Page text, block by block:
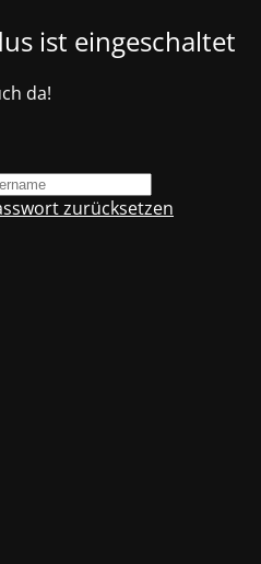
ist eingeschaltet
da!
zurücksetzen